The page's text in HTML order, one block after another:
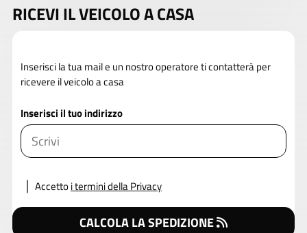
RICEVI IL VEICOLO A CASA
Inserisci la tua mail e un nostro operatore ti contatterà per
ricevere il veicolo a casa
Inserisci il tuo indirizzo
Accettoi termini della Privacy
CALCOLA LA SPEDIZIONE